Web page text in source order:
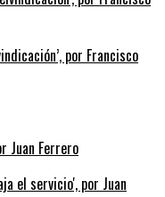
por Francisco
Juan Ferrero